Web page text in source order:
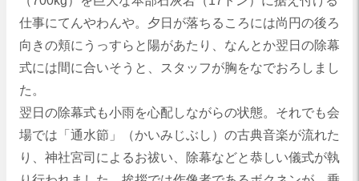
仕事にてんやわんや。夕日が落ちるころには尚円の後ろ
向きの頬にうっすらと陽があたり、なんとか翌日の除幕
式には間に合いそうと、スタッフが胸をなでおろしまし
た。
翌日の除幕式も小雨を心配しながらの状態。それでも会
場では「通水節」（かいみじぶし）の古典音楽が流れた
り、神社宮司によるお祓い、除幕などと恭しい儀式が執